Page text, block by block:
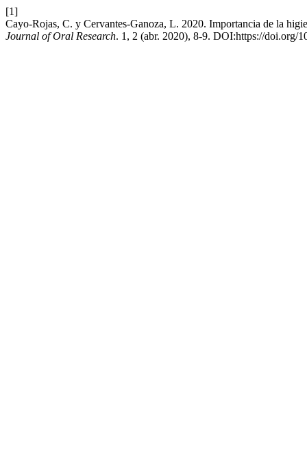
[1]
Cayo-Rojas, C. y Cervantes-Ganoza, L. 2020. Importancia de la
Journal of Oral Research. 1, 2 (abr. 2020), 8-9. DOI:https://doi.org/